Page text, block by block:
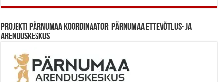
Projekti Pärnumaa koordinaator: Pärnumaa Ettevõtlus- ja
Arenduskeskus